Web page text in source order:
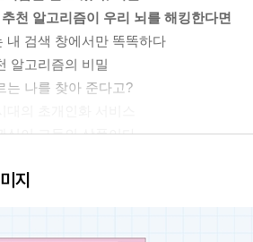
천 알고리즘이 우리 뇌를 해킹한다면
내 검색 창에서만 똑똑하다
알고리즘의 비밀
는 나를 찾아 준다고?
심이 그들의 상품이다
납치당하고 있다고?
지